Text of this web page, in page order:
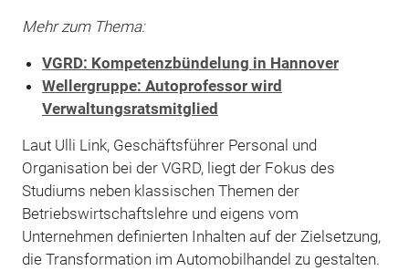
Mehr zum Thema:
VGRD: Kompetenzbündelung in Hannover
Wellergruppe: Autoprofessor wird
Verwaltungsratsmitglied
Laut Ulli Link, Geschäftsführer Personal und
Organisation bei der VGRD, liegt der Fokus des
Studiums neben klassischen Themen der
Betriebswirtschaftslehre und eigens vom
Unternehmen definierten Inhalten auf der Zielsetzung,
die Transformation im Automobilhandel zu gestalten.